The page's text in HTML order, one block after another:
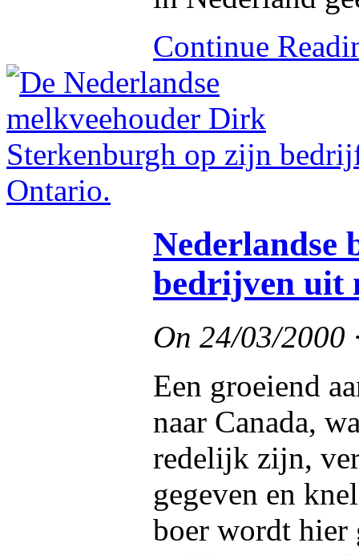
Continue
Nederlandse
bedrijven uit
On 24/03/2000
Een groeiend
naar Canada,
redelijk zijn,
gegeven en
boer wordt hier